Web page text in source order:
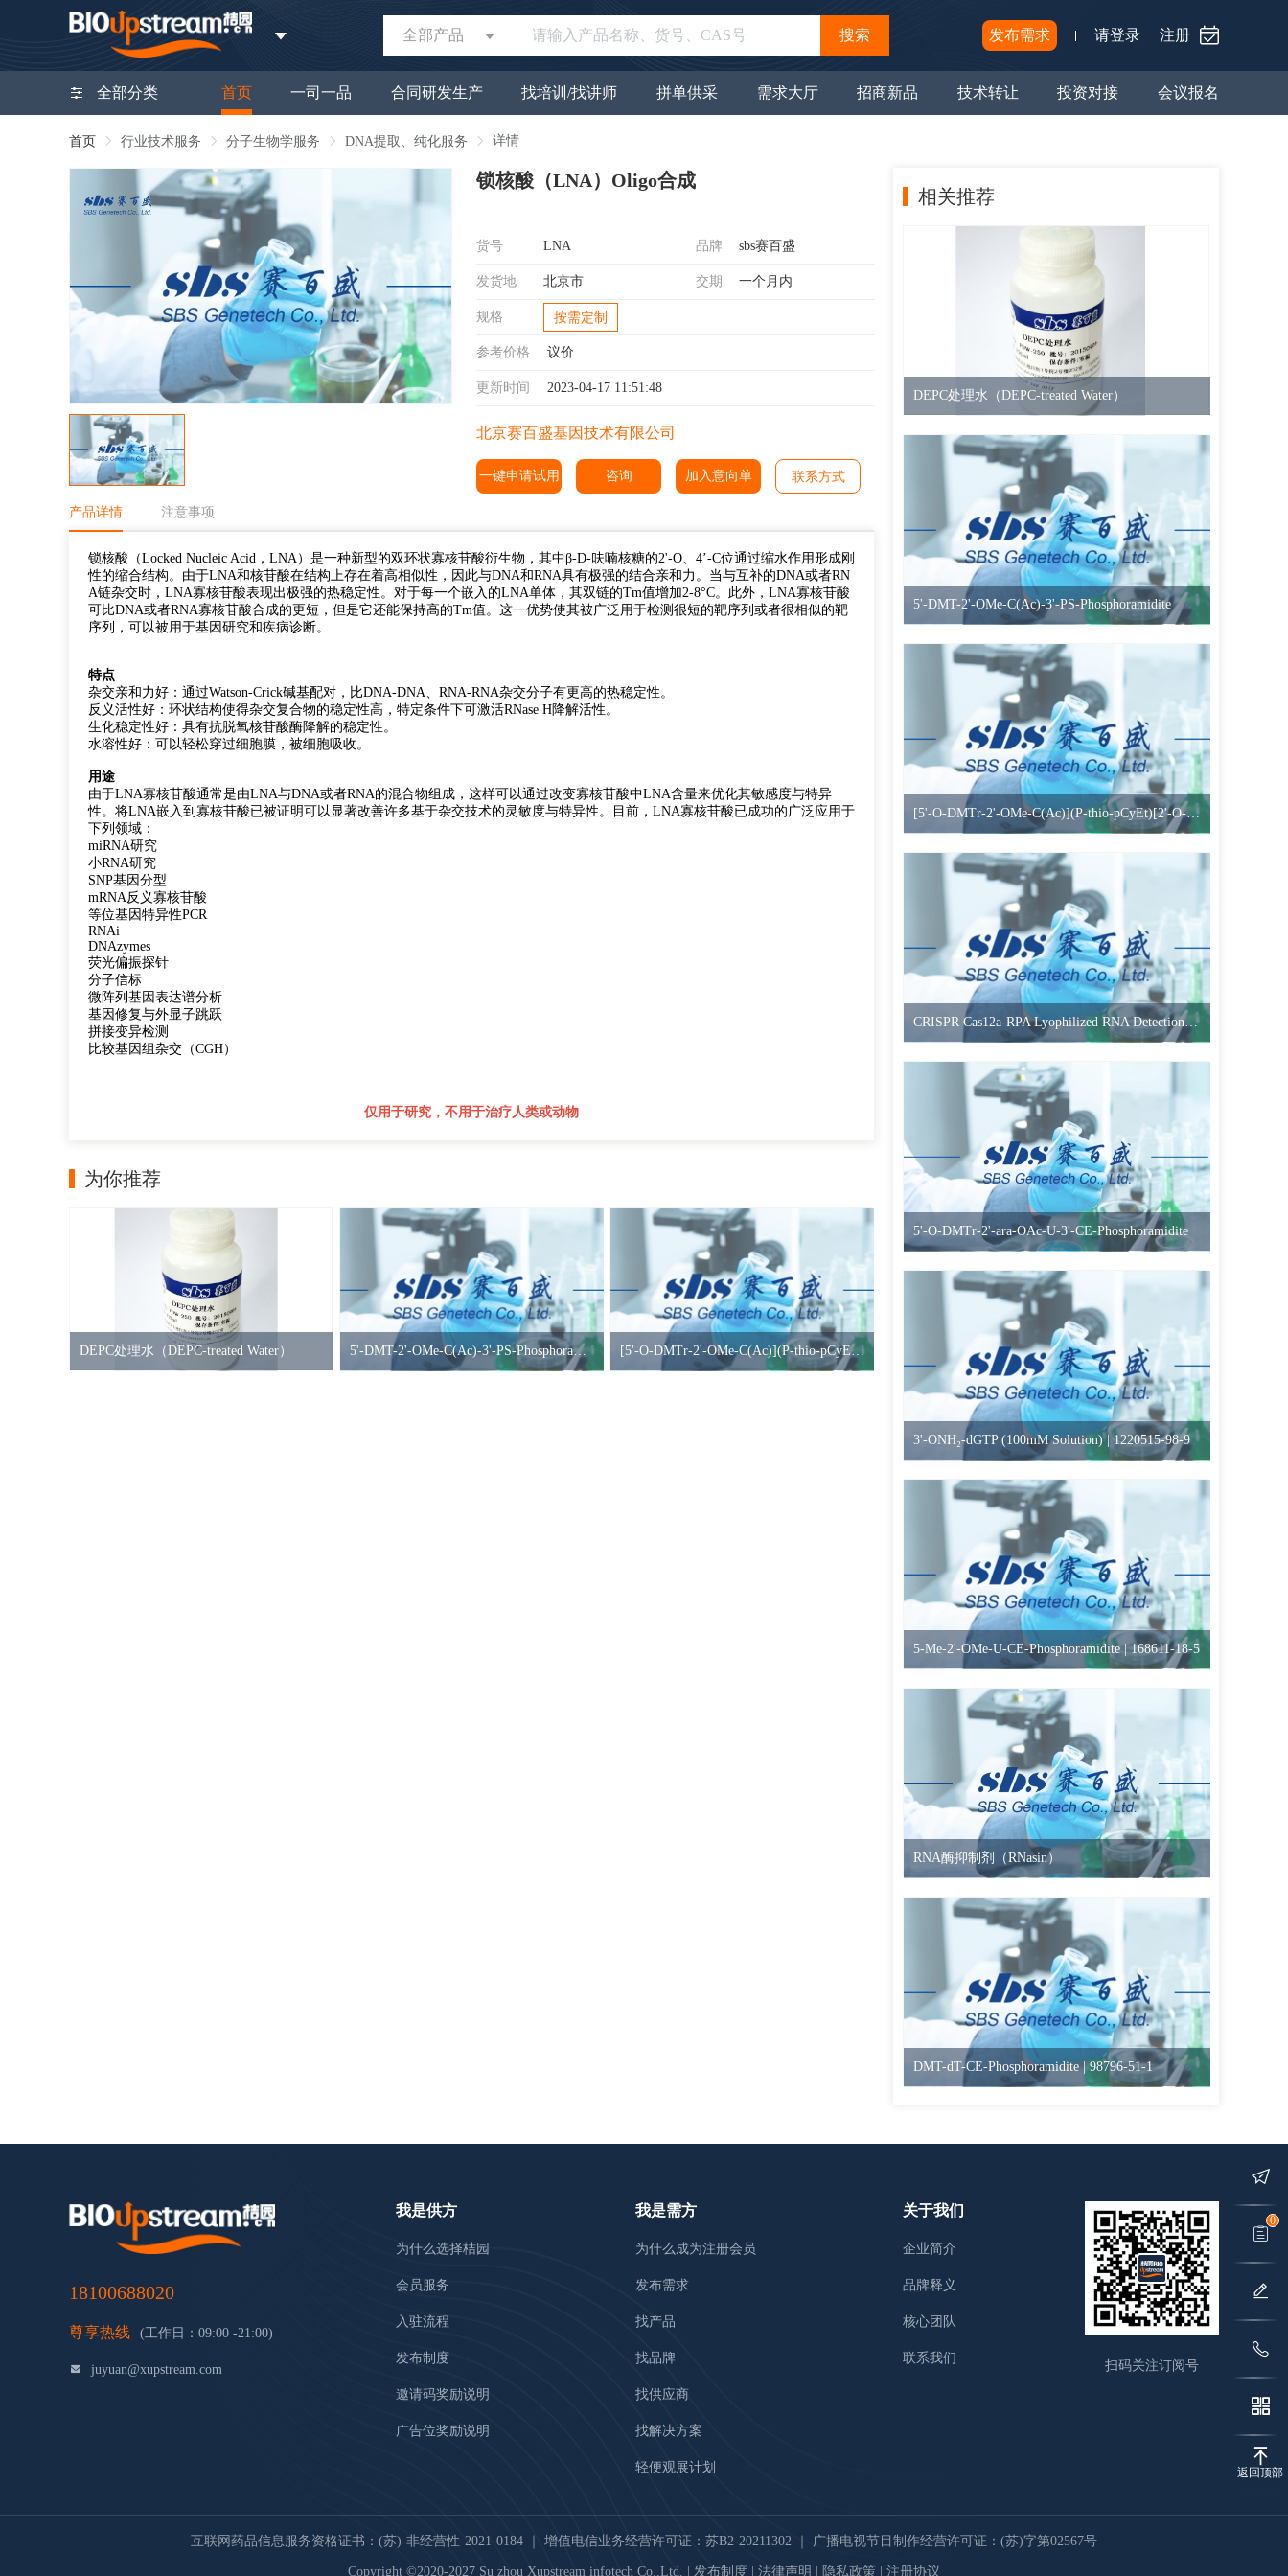
全部产品 搜索 发布需求 请登录 注册
全部分类 首页 一司一品 合同研发生产 找培训/找讲师 拼单供采 需求大厅 招商新品 技术转让 投资对接 会议报名
首页 行业技术服务 分子生物学服务 DNA提取、纯化服务 详情
锁核酸（LNA）Oligo合成
货号 LNA 品牌 sbs赛百盛
发货地 北京市 交期 一个月内
规格 按需定制
参考价格 议价
更新时间 2023-04-17 11:51:48
北京赛百盛基因技术有限公司
一键申请试用 咨询 加入意向单 联系方式
产品详情 注意事项
锁核酸（Locked Nucleic Acid，LNA）是一种新型的双环状寡核苷酸衍生物，其中β-D-呋喃核糖的2'-O、4’-C位通过缩水作用形成刚
性的缩合结构。由于LNA和核苷酸在结构上存在着高相似性，因此与DNA和RNA具有极强的结合亲和力。当与互补的DNA或者RN
A链杂交时，LNA寡核苷酸表现出极强的热稳定性。对于每一个嵌入的LNA单体，其双链的Tm值增加2-8°C。此外，LNA寡核苷酸
可比DNA或者RNA寡核苷酸合成的更短，但是它还能保持高的Tm值。这一优势使其被广泛用于检测很短的靶序列或者很相似的靶
序列，可以被用于基因研究和疾病诊断。
特点
杂交亲和力好：通过Watson-Crick碱基配对，比DNA-DNA、RNA-RNA杂交分子有更高的热稳定性。
反义活性好：环状结构使得杂交复合物的稳定性高，特定条件下可激活RNase H降解活性。
生化稳定性好：具有抗脱氧核苷酸酶降解的稳定性。
水溶性好：可以轻松穿过细胞膜，被细胞吸收。
用途
由于LNA寡核苷酸通常是由LNA与DNA或者RNA的混合物组成，这样可以通过改变寡核苷酸中LNA含量来优化其敏感度与特异
性。将LNA嵌入到寡核苷酸已被证明可以显著改善许多基于杂交技术的灵敏度与特异性。目前，LNA寡核苷酸已成功的广泛应用于
下列领域：
miRNA研究
小RNA研究
SNP基因分型
mRNA反义寡核苷酸
等位基因特异性PCR
RNAi
DNAzymes
荧光偏振探针
分子信标
微阵列基因表达谱分析
基因修复与外显子跳跃
拼接变异检测
比较基因组杂交（CGH）
仅用于研究，不用于治疗人类或动物
为你推荐
DEPC处理水（DEPC-treated Water） 5'-DMT-2'-OMe-C(Ac)-3'-PS-Phosphoramidite [5'-O-DMTr-2'-OMe-C(Ac)](P-thio-pCyEt)[2'-O-Me-G(iBu)-3'-CE-Phosphoramidite]
相关推荐
DEPC处理水（DEPC-treated Water）
5'-DMT-2'-OMe-C(Ac)-3'-PS-Phosphoramidite
[5'-O-DMTr-2'-OMe-C(Ac)](P-thio-pCyEt)[2'-O-Me-G(iBu)-3'-CE-Phosphoramidite]
CRISPR Cas12a-RPA Lyophilized RNA Detection Kit (Two-Step)
5'-O-DMTr-2'-ara-OAc-U-3'-CE-Phosphoramidite
3'-ONH₂-dGTP (100mM Solution) | 1220515-98-9
5-Me-2'-OMe-U-CE-Phosphoramidite | 168611-18-5
RNA酶抑制剂（RNasin）
DMT-dT-CE-Phosphoramidite | 98796-51-1
18100688020
尊享热线 (工作日：09:00 -21:00)
juyuan@xupstream.com
我是供方
为什么选择桔园
会员服务
入驻流程
发布制度
邀请码奖励说明
广告位奖励说明
我是需方
为什么成为注册会员
发布需求
找产品
找品牌
找供应商
找解决方案
轻便观展计划
关于我们
企业简介
品牌释义
核心团队
联系我们
扫码关注订阅号
互联网药品信息服务资格证书：(苏)-非经营性-2021-0184 增值电信业务经营许可证：苏B2-20211302 广播电视节目制作经营许可证：(苏)字第02567号
Copyright ©2020-2027 Su zhou Xupstream infotech Co.,Ltd. | 发布制度 法律声明 隐私政策 注册协议
0
返回顶部